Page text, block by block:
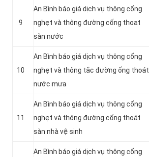
9
An Bình báo giá dịch vụ thông cống
nghẹt và thông đường cống thoat
sàn nước
10
An Bình báo giá dịch vụ thông cống
nghẹt và thông tắc đường ống thoát
nước mưa
11
An Bình báo giá dịch vụ thông cống
nghẹt và thông đường cống thoát
sàn nhà vệ sinh
‎An Bình báo giá dịch vụ thông cống